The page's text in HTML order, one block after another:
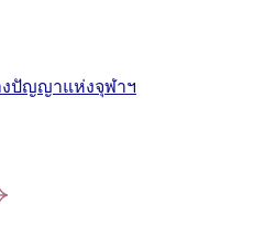
ปัญญาแห่งจุฬาฯ